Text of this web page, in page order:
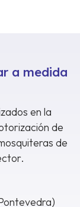
a medida
en la
de
de